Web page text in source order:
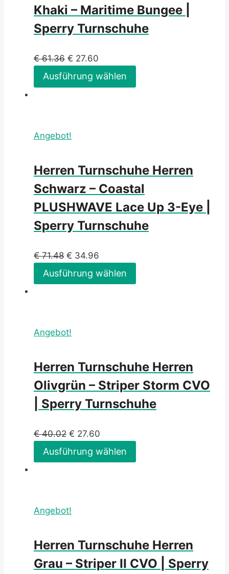
Khaki – Maritime Bungee |
Sperry Turnschuhe
€61.36 € 27.60
Ausführung wählen
Angebot!
Herren Turnschuhe Herren
Schwarz – Coastal
PLUSHWAVE Lace Up 3-Eye |
Sperry Turnschuhe
€71.48 € 34.96
Ausführung wählen
Angebot!
Herren Turnschuhe Herren
Olivgrün – Striper Storm CVO
| Sperry Turnschuhe
€40.02 € 27.60
Ausführung wählen
Angebot!
Herren Turnschuhe Herren
Grau – Striper II CVO | Sperry